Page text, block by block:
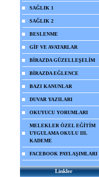
SAĞLIK 1
SAĞLIK 2
BESLENME
GİF VE AVATARLAR
BİRAZDA GÜZELLEŞELİM
BİRAZDA EĞLENCE
BAZI KANUNLAR
DUVAR YAZILARI
OKUYUCU YORUMLARI
MELEKLER ÖZEL EĞİTİM
UYGULAMA OKULU III.
KADEME
FACEBOOK PAYLAŞIMLARI
Linkler